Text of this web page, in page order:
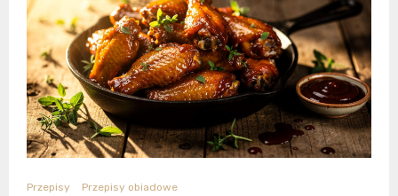
Przepisy Przepisy obiadowe